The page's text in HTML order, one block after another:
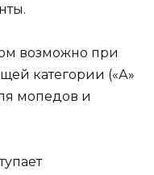
возможно при
категории («А»
мопедов и